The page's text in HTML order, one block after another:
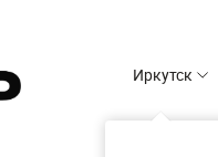
Иркутск